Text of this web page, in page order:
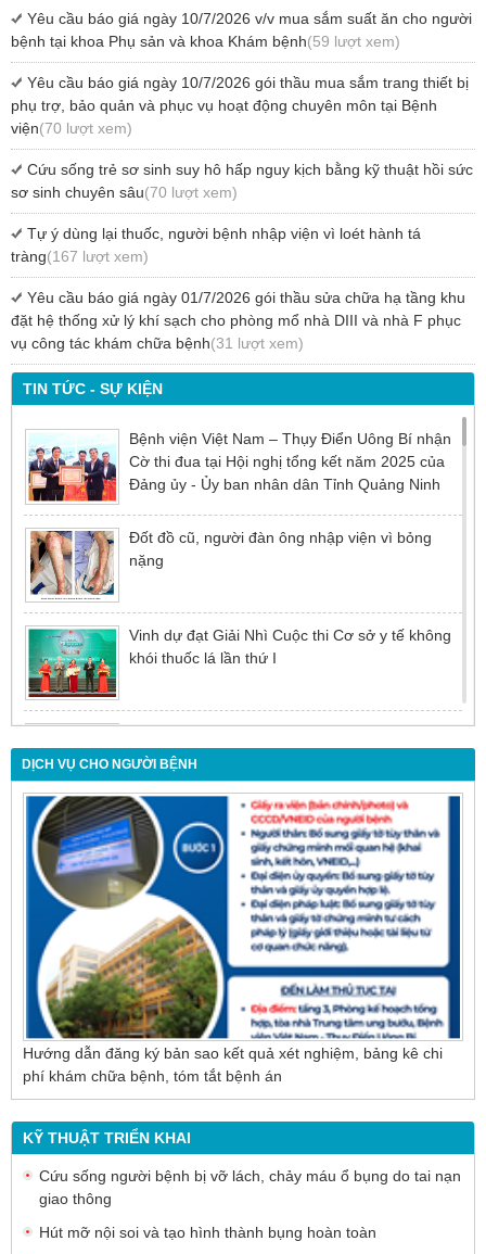
TIN TỨC - SỰ KIỆN
Bệnh viện Việt Nam – Thụy Điển Uông Bí nhận
Cờ thi đua tại Hội nghị tổng kết năm 2025 của
Đảng ủy - Ủy ban nhân dân Tỉnh Quảng Ninh
Đốt đồ cũ, người đàn ông nhập viện vì bỏng
nặng
Vinh dự đạt Giải Nhì Cuộc thi Cơ sở y tế không
khói thuốc lá lần thứ I
chậm trễ
Nội soi mật tụy ngược dòng – Giải pháp tối ưu
cho người bệnh sỏi ống mật chủ
DỊCH VỤ CHO NGƯỜI BỆNH
Hướng dẫn đăng ký bản sao kết quả xét nghiệm, bảng kê chi
phí khám chữa bệnh, tóm tắt bệnh án
KỸ THUẬT TRIỂN KHAI
Cứu sống người bệnh bị vỡ lách, chảy máu ổ bụng do tai nạn
giao thông
Hút mỡ nội soi và tạo hình thành bụng hoàn toàn
Yêu cầu báo giá ngày 10/7/2026 v/v mua sắm suất ăn cho người
bệnh tại khoa Phụ sản và khoa Khám bệnh(59 lượt xem)
Yêu cầu báo giá ngày 10/7/2026 gói thầu mua sắm trang thiết bị
phụ trợ, bảo quản và phục vụ hoạt động chuyên môn tại Bệnh
viện(70 lượt xem)
Cứu sống trẻ sơ sinh suy hô hấp nguy kịch bằng kỹ thuật hồi sức
sơ sinh chuyên sâu(70 lượt xem)
Tự ý dùng lại thuốc, người bệnh nhập viện vì loét hành tá
tràng(167 lượt xem)
Yêu cầu báo giá ngày 01/7/2026 gói thầu sửa chữa hạ tầng khu
đặt hệ thống xử lý khí sạch cho phòng mổ nhà DIII và nhà F phục
vụ công tác khám chữa bệnh(31 lượt xem)